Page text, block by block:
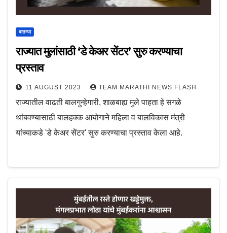
बातम्या
राज्यात मुलांसाठी ‘डे केअर सेंटर’ सुरु करण्याचा
प्रस्ताव
11 AUGUST 2023 TEAM MARATHI NEWS FLASH
राज्यातील वाढती बालगुन्हेगारी, शाळबाह्य मुले पाहता हे सगळे
थांबवण्यासाठी बालहक्क आयोगाने महिला व बालविकास मंत्री
यांच्याकडे 'डे केअर सेंटर' सुरु करण्याचा प्रस्ताव केला आहे.